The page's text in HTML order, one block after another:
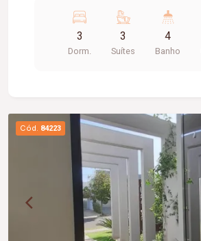
de sótão
3
Dorm.
3
Suítes
4
Banho
Cód. 84223